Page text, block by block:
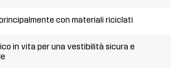
con materiali riciclati
in vita per una vestibilità sicura e